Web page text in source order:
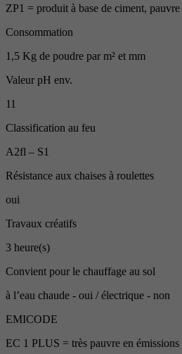
ZP1 = produit à base de ciment,
Consommation
1,5 Kg de poudre par m² et mm
Valeur pH env.
11
Classification au feu
A2fl – S1
Résistance aux chaises à roulettes
oui
Travaux créatifs
3 heure(s)
Convient pour le chauffage au sol
à l’eau chaude - oui / électrique - non
EMICODE
EC 1 PLUS = très pauvre en